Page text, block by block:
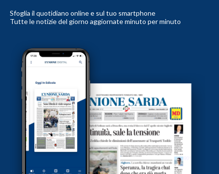
Sfoglia il quotidiano online e sul tuo smartphone
Tutte le notizie del giorno aggiornate minuto per minuto